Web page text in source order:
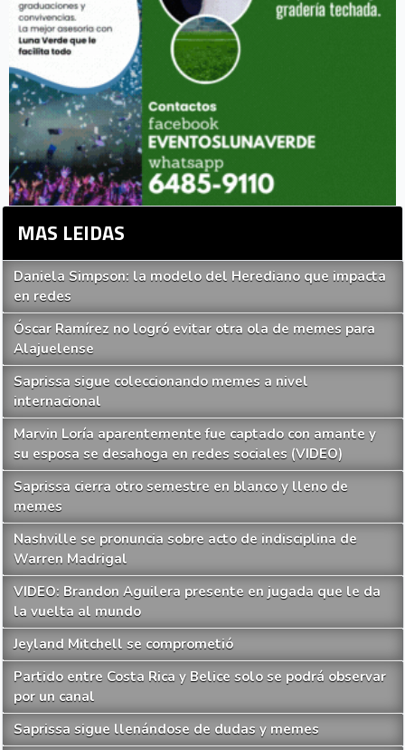
MAS LEIDAS
Daniela Simpson: la modelo del Herediano que impacta
en redes
Óscar Ramírez no logró evitar otra ola de memes para
Alajuelense
Saprissa sigue coleccionando memes a nivel
internacional
Marvin Loría aparentemente fue captado con amante y
su esposa se desahoga en redes sociales (VIDEO)
Saprissa cierra otro semestre en blanco y lleno de
memes
Nashville se pronuncia sobre acto de indisciplina de
Warren Madrigal
VIDEO: Brandon Aguilera presente en jugada que le da
la vuelta al mundo
Jeyland Mitchell se comprometió
Partido entre Costa Rica y Belice solo se podrá observar
por un canal
Saprissa sigue llenándose de dudas y memes